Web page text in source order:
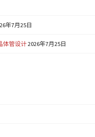
年7月25日
体管设计2026年7月25日